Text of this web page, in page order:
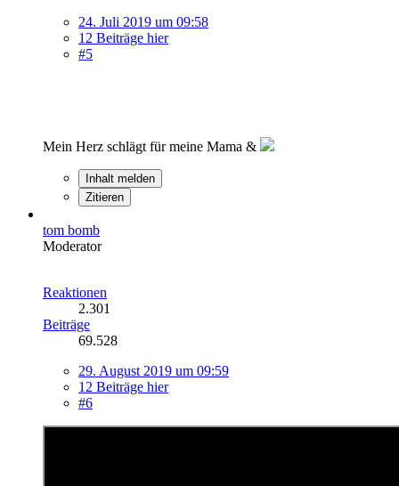
24. Juli 2019 um 09:58
12 Beiträge hier
#5
Mein Herz schlägt für meine Mama &
Inhalt melden
Zitieren
tom bomb
Moderator
Reaktionen
2.301
Beiträge
69.528
29. August 2019 um 09:59
12 Beiträge hier
#6